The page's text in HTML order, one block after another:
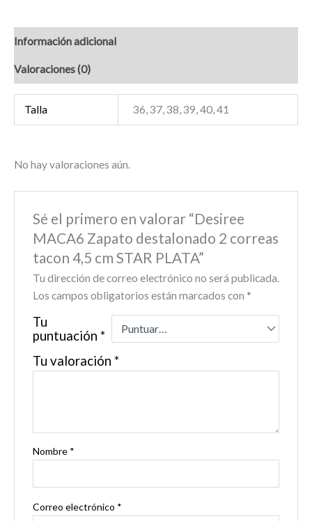
Información adicional
Valoraciones (0)
Talla 36, 37, 38, 39, 40, 41
No hay valoraciones aún.
Sé el primero en valorar “Desiree
MACA6 Zapato destalonado 2 correas
tacon 4,5 cm STAR PLATA”
Tu dirección de correo electrónico no será publicada.
Los campos obligatorios están marcados con *
Tu
puntuación *
Tu valoración *
Nombre *
Correo electrónico *